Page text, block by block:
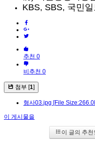
KBS, SBS, 국민
추천 0
비추천 0
첨부 [1]
형사03.jpg [File
이 게시물을
이 글의 추천